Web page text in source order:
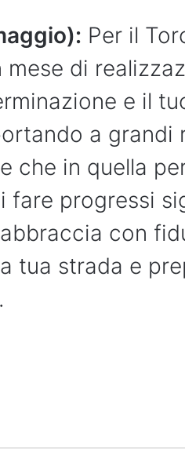
Per il
di
e il
a grandi
che in quella
fare progressi
con
tua strada e